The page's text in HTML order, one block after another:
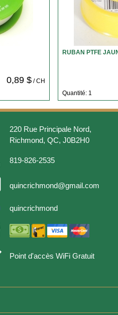
0,89 $/ CH
RUBAN PTFE
Quantité: 1
220 Rue Principale Nord,
Richmond, QC, J0B2H0
819-826-2535
quincrichmond@gmail.com
quincrichmond
Point d'accès WiFi Gratuit